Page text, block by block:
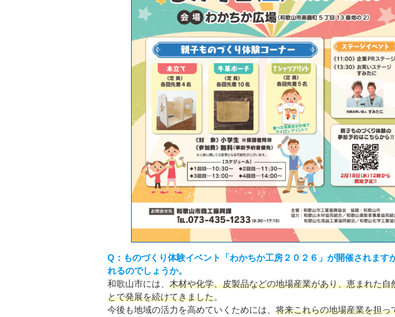
Q：ものづくり体験イベント「わかちか工房２０２６」が開催されます
れるのでしょうか。
和歌山市には、 木材や化学、皮製品などの地場産業があり、恵まれた
とで発展を続けてきました。
今後も地域の活力を高めていくためには、 将来これらの地場産業を担